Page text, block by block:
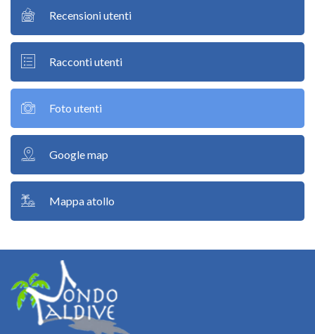
Recensioni utenti
Racconti utenti
Foto utenti
Google map
Mappa atollo